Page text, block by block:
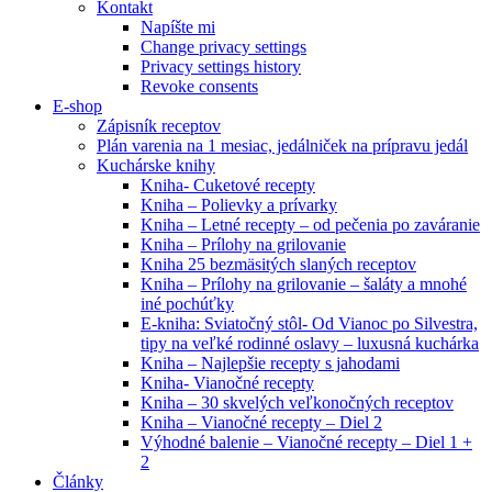
Kontakt
Napíšte mi
Change privacy settings
Privacy settings history
Revoke consents
E-shop
Zápisník receptov
Plán varenia na 1 mesiac, jedálniček na prípravu jedál
Kuchárske knihy
Kniha- Cuketové recepty
Kniha – Polievky a prívarky
Kniha – Letné recepty – od pečenia po zaváranie
Kniha – Prílohy na grilovanie
Kniha 25 bezmäsitých slaných receptov
Kniha – Prílohy na grilovanie – šaláty a mnohé
iné pochúťky
E-kniha: Sviatočný stôl- Od Vianoc po Silvestra,
tipy na veľké rodinné oslavy – luxusná kuchárka
Kniha – Najlepšie recepty s jahodami
Kniha- Vianočné recepty
Kniha – 30 skvelých veľkonočných receptov
Kniha – Vianočné recepty – Diel 2
Výhodné balenie – Vianočné recepty – Diel 1 +
2
Články